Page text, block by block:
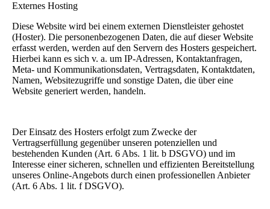
Externes Hosting
Diese Website wird bei einem externen Dienstleister gehostet
(Hoster). Die personenbezogenen Daten, die auf dieser Website
erfasst werden, werden auf den Servern des Hosters gespeichert.
Hierbei kann es sich v. a. um IP-Adressen, Kontaktanfragen,
Meta- und Kommunikationsdaten, Vertragsdaten, Kontaktdaten,
Namen, Websitezugriffe und sonstige Daten, die über eine
Website generiert werden, handeln.
Der Einsatz des Hosters erfolgt zum Zwecke der
Vertragserfüllung gegenüber unseren potenziellen und
bestehenden Kunden (Art. 6 Abs. 1 lit. b DSGVO) und im
Interesse einer sicheren, schnellen und effizienten Bereitstellung
unseres Online-Angebots durch einen professionellen Anbieter
(Art. 6 Abs. 1 lit. f DSGVO).